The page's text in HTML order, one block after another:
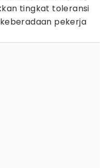
tingkat toleransi
pekerja